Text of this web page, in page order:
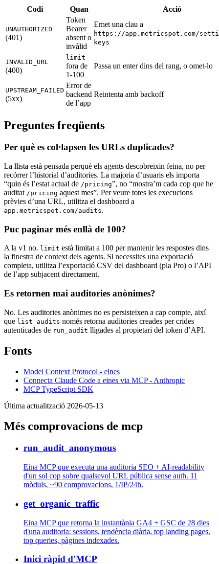
Codi Quan Acció
UNAUTHORIZED
(401)
Token
Bearer
absent o
invàlid
Emet una clau a
https://app.metricspot.com/
keys
INVALID_URL
(400)
limit
fora de
1-100
Passa un enter dins del rang, o omet-lo
UPSTREAM_FAILED
(5xx)
Error de
backend
de l’app
Reintenta amb backoff
Preguntes freqüents
Per què es col·lapsen les URLs duplicades?
La llista està pensada perquè els agents descobreixin feina, no per
recórrer l’historial d’auditories. La majoria d’usuaris els importa
“quin és l’estat actual de /pricing”, no “mostra’m cada cop que he
auditat /pricing aquest mes”. Per veure totes les execucions
prèvies d’una URL, utilitza el dashboard a
app.metricspot.com/audits.
Puc paginar més enllà de 100?
A la v1 no. limit està limitat a 100 per mantenir les respostes dins
la finestra de context dels agents. Si necessites una exportació
completa, utilitza l’exportació CSV del dashboard (pla Pro) o l’API
de l’app subjacent directament.
Es retornen mai auditories anònimes?
No. Les auditories anònimes no es persisteixen a cap compte, així
que list_audits només retorna auditories creades per crides
autenticades de run_audit lligades al propietari del token d’API.
Fonts
Model Context Protocol - eines
Connecta Claude Code a eines via MCP - Anthropic
MCP TypeScript SDK
Última actualització 2026-05-13
Més comprovacions de mcp
run_audit_anonymous
Eina MCP que executa una auditoria SEO + AI-readability
d'un sol cop sobre qualsevol URL pública sense auth. 11
mòduls, ~90 comprovacions, 1/IP/24h.
get_organic_traffic
Eina MCP que retorna la instantània GA4 + GSC de 28 dies
d'una auditoria: sessions, tendència diària, top landing pages,
top queries, pàgines indexades.
Inici ràpid d'MCP